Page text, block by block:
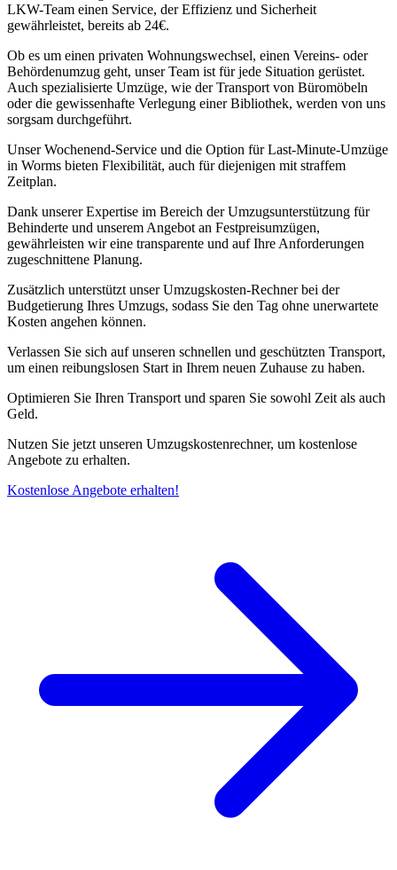
LKW-Team einen Service, der Effizienz und Sicherheit
gewährleistet, bereits ab 24€.
Ob es um einen privaten Wohnungswechsel, einen Vereins- oder
Behördenumzug geht, unser Team ist für jede Situation gerüstet.
Auch spezialisierte Umzüge, wie der Transport von Büromöbeln
oder die gewissenhafte Verlegung einer Bibliothek, werden von uns
sorgsam durchgeführt.
Unser Wochenend-Service und die Option für Last-Minute-Umzüge
in Worms bieten Flexibilität, auch für diejenigen mit straffem
Zeitplan.
Dank unserer Expertise im Bereich der Umzugsunterstützung für
Behinderte und unserem Angebot an Festpreisumzügen,
gewährleisten wir eine transparente und auf Ihre Anforderungen
zugeschnittene Planung.
Zusätzlich unterstützt unser Umzugskosten-Rechner bei der
Budgetierung Ihres Umzugs, sodass Sie den Tag ohne unerwartete
Kosten angehen können.
Verlassen Sie sich auf unseren schnellen und geschützten Transport,
um einen reibungslosen Start in Ihrem neuen Zuhause zu haben.
Optimieren Sie Ihren Transport und sparen Sie sowohl Zeit als auch
Geld.
Nutzen Sie jetzt unseren Umzugskostenrechner, um kostenlose
Angebote zu erhalten.
Kostenlose Angebote erhalten!